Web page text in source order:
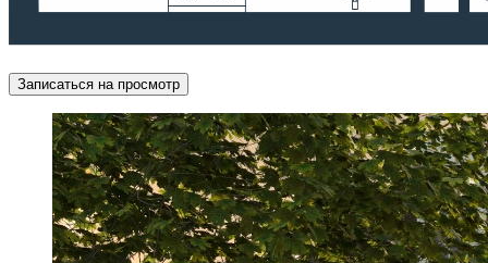
Записаться на просмотр